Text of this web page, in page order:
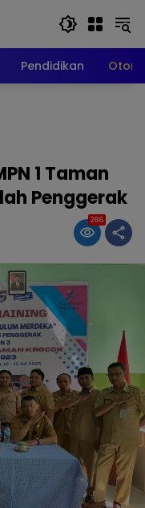
Pendidikan
1 Taman
Penggerak
286